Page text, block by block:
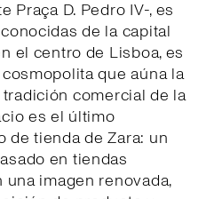
Praça D. Pedro IV-, es
de la capital
el centro de Lisboa, es
que aúna la
comercial de la
es el último
de tienda de Zara: un
en tiendas
imagen renovada,